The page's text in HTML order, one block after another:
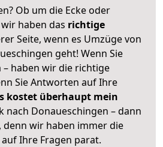
Ob um die Ecke oder
haben das richtige
Seite, wenn es Umzüge von
geht! Wenn Sie
haben wir die richtige
Sie Antworten auf Ihre
kostet überhaupt mein
nach Donaueschingen – dann
denn wir haben immer die
Ihre Fragen parat.